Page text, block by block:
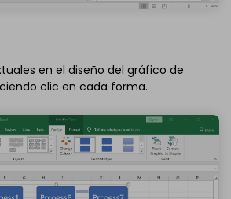
en el diseño del gráfico de
clic en cada forma.